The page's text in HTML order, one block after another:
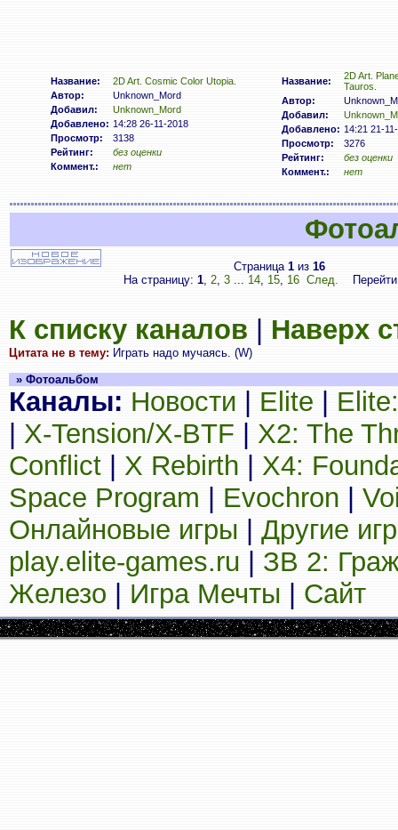
Название:
2D Art. Cosmic Color Utopia.
Автор:
Unknown_Mord
Добавил:
Unknown_Mord
Добавлено: 14:28 26-11-2018
Просмотр:
3138
Рейтинг:
без оценки
Коммент.:
нет
Название:
2D Art.
Tauros.
Автор:
Добавил:
Добавлено: 14:21 21-
Просмотр:
3276
Рейтинг:
без оценки
Коммент.:
нет
Страница 1из 16
На страницу: 1, 2, 3 ... 14, 15, 16 След.
К списку каналов Наверх
Цитата не в тему: Играть надо мучаясь. (W)
» Фотоальбом
Каналы: Новости Elite
X-Tension/X-BTF
X2: The
Conflict
X Rebirth
X4:
Space Program
Evochron
Онлайновые игры
Другие
play.elite-games.ru
ЗВ 2:
Железо
Игра Мечты Сайт